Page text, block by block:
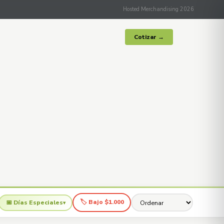
Hosted Merchandising 2026
Cotizar →
📅 Días Especiales▾ 🏷 Bajo $1.000